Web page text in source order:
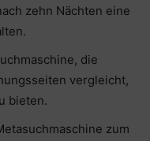
zehn Nächten eine
die
vergleicht,
bieten.
zum